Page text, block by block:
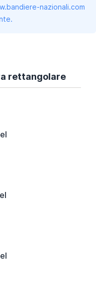
nazionali.com
rettangolare